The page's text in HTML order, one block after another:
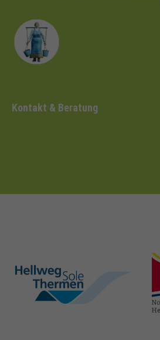
Kontakt & Beratung
hellweg-sole-
thermen.de